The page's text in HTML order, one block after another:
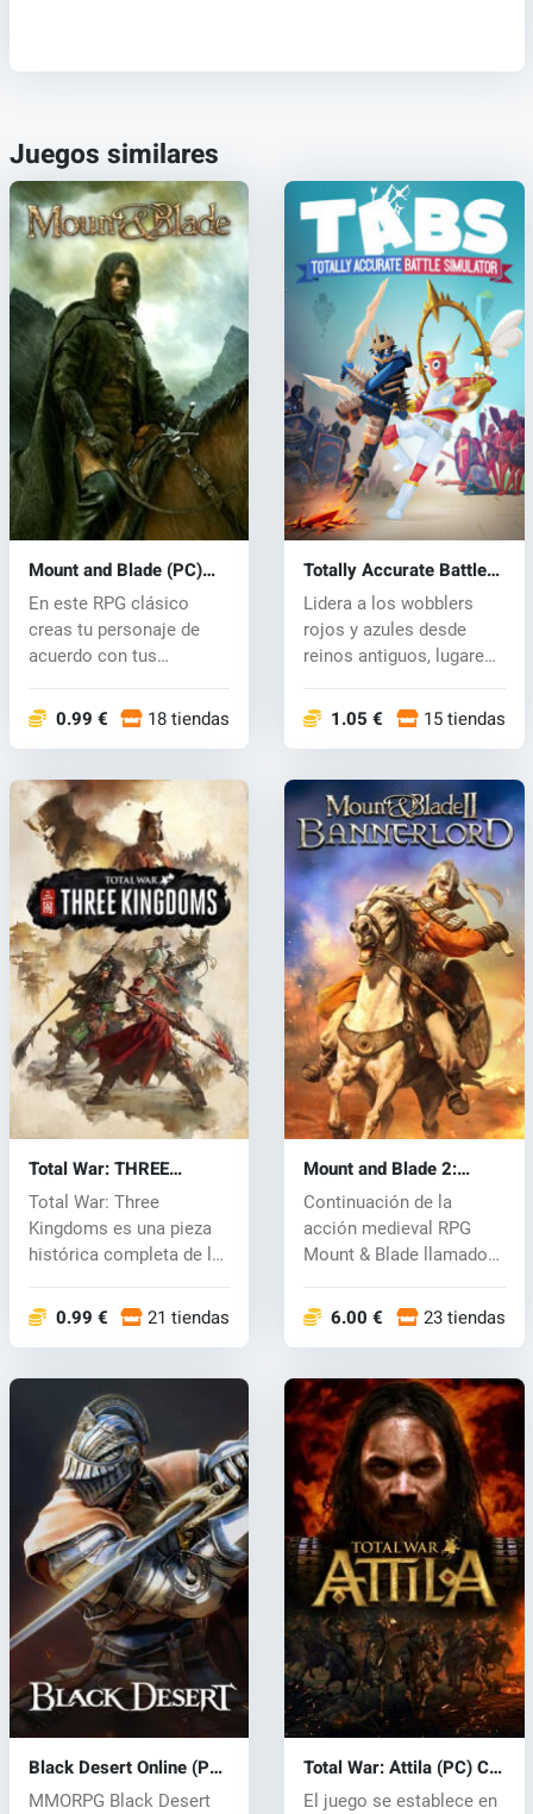
Juegos similares
Mount and Blade (PC)
CD key
En este RPG clásico
creas tu personaje de
acuerdo con tus
0.99 € 18 tiendas
Totally Accurate Battle
Simulator (PC) key
Lidera a los wobblers
rojos y azules desde
reinos antiguos, lugares
1.05 € 15 tiendas
Total War: THREE
KINGDOMS (PC) CD key
Total War: Three
Kingdoms es una pieza
histórica completa de la
0.99 € 21 tiendas
Mount and Blade 2:
Bannerlord (PC) CD key
Continuación de la
acción medieval RPG
Mount & Blade llamado
6.00 € 23 tiendas
Black Desert Online (PC)
CD key
MMORPG Black Desert
Total War: Attila (PC) CD
key
El juego se establece en